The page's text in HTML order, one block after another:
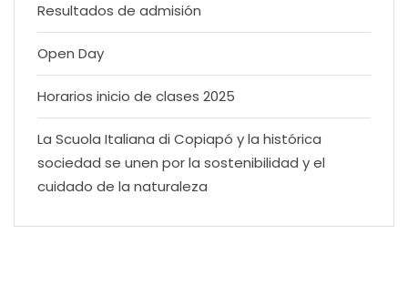
Resultados de admisión
Open Day
Horarios inicio de clases 2025
La Scuola Italiana di Copiapó y la histórica
sociedad se unen por la sostenibilidad y el
cuidado de la naturaleza